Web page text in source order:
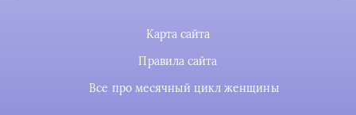
Карта сайта
Правила сайта
Все про месячный цикл женщины